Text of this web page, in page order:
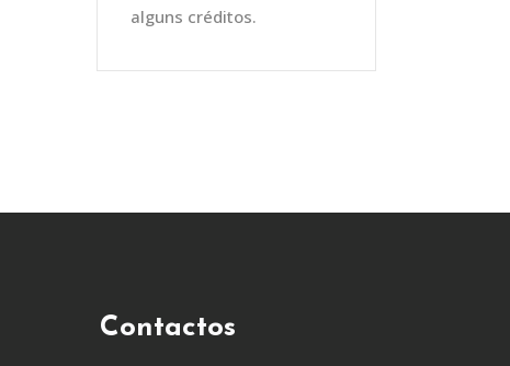
alguns créditos.
Contactos